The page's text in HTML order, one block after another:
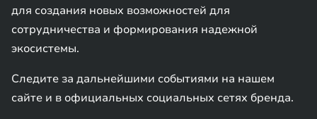
для создания новых возможностей для
сотрудничества и формирования надежной
экосистемы.
Следите за дальнейшими событиями на нашем
сайте и в официальных социальных сетях бренда.